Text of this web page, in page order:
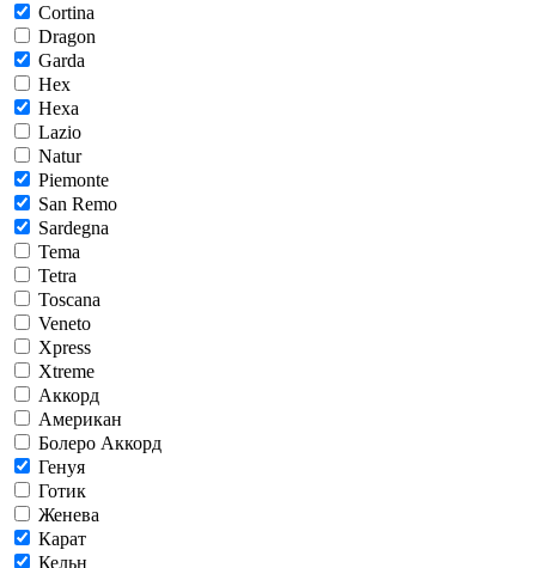
Cortina
Dragon
Garda
Hex
Hexa
Lazio
Natur
Piemonte
San Remo
Sardegna
Tema
Tetra
Toscana
Veneto
Xpress
Xtreme
Аккорд
Американ
Болеро Аккорд
Генуя
Готик
Женева
Карат
Кельн